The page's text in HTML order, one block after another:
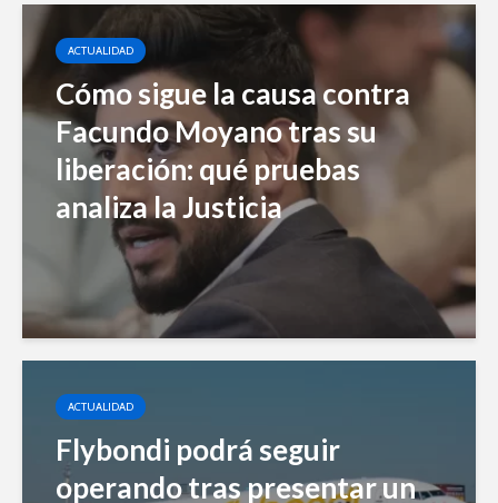
ACTUALIDAD
Cómo sigue la causa contra
Facundo Moyano tras su
liberación: qué pruebas
analiza la Justicia
ACTUALIDAD
Flybondi podrá seguir
operando tras presentar un